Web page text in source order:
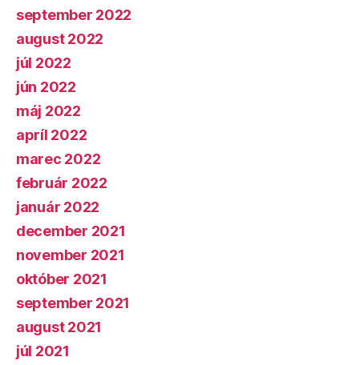
september 2022
august 2022
júl 2022
jún 2022
máj 2022
apríl 2022
marec 2022
február 2022
január 2022
december 2021
november 2021
október 2021
september 2021
august 2021
júl 2021